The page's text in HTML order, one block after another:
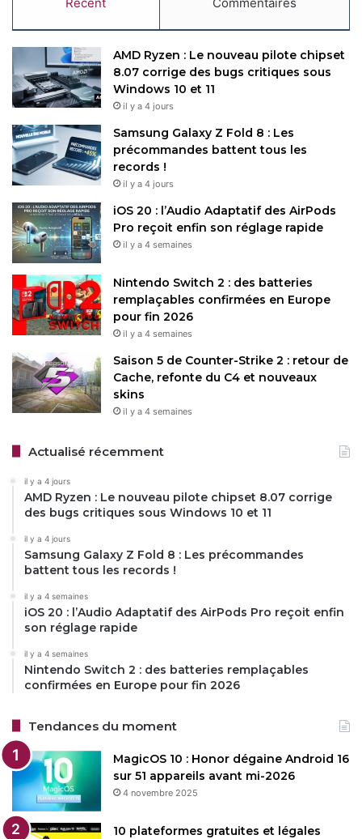
AMD Ryzen : Le nouveau pilote chipset
8.07 corrige des bugs critiques sous
Windows 10 et 11
il y a 4 jours
Samsung Galaxy Z Fold 8 : Les
précommandes battent tous les
records !
il y a 4 jours
iOS 20 : l’Audio Adaptatif des AirPods
Pro reçoit enfin son réglage rapide
il y a 4 semaines
Nintendo Switch 2 : des batteries
remplaçables confirmées en Europe
pour fin 2026
il y a 4 semaines
Saison 5 de Counter-Strike 2 : retour de
Cache, refonte du C4 et nouveaux
skins
il y a 4 semaines
Actualisé récemment
il y a 4 jours
AMD Ryzen : Le nouveau pilote chipset 8.07 corrige
des bugs critiques sous Windows 10 et 11
il y a 4 jours
Samsung Galaxy Z Fold 8 : Les précommandes
battent tous les records !
il y a 4 semaines
iOS 20 : l’Audio Adaptatif des AirPods Pro reçoit enfin
son réglage rapide
il y a 4 semaines
Nintendo Switch 2 : des batteries remplaçables
confirmées en Europe pour fin 2026
Tendances du moment
MagicOS 10 : Honor dégaine Android 16
sur 51 appareils avant mi-2026
4 novembre 2025
10 plateformes gratuites et légales